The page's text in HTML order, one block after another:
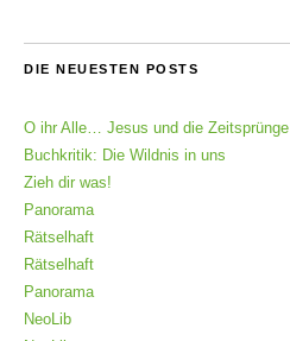
DIE NEUESTEN POSTS
O ihr Alle… Jesus und die Zeitsprünge
Buchkritik: Die Wildnis in uns
Zieh dir was!
Panorama
Rätselhaft
Rätselhaft
Panorama
NeoLib